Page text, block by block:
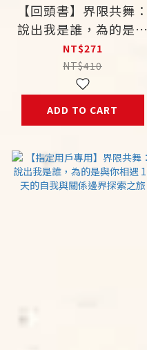
【回頭書】界限共舞：
說出我是誰，為的是與
關係邊界探索之旅
NT$271
NT$410
ADD TO CART